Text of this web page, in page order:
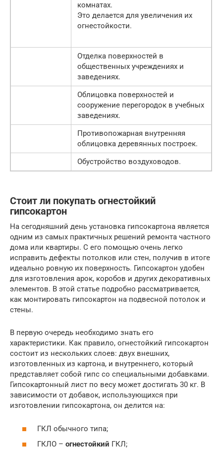
комнатах.
Это делается для увеличения их
огнестойкости.
Отделка поверхностей в
общественных учреждениях и
заведениях.
Облицовка поверхностей и
сооружение перегородок в учебных
заведениях.
Противопожарная внутренняя
облицовка деревянных построек.
Обустройство воздуховодов.
Стоит ли покупать огнестойкий
гипсокартон
На сегодняшний день установка гипсокартона является
одним из самых практичных решений ремонта частного
дома или квартиры. С его помощью очень легко
исправить дефекты потолков или стен, получив в итоге
идеально ровную их поверхность. Гипсокартон удобен
для изготовления арок, коробов и других декоративных
элементов. В этой статье подробно рассматривается,
как монтировать гипсокартон на подвесной потолок и
стены.
В первую очередь необходимо знать его
характеристики. Как правило, огнестойкий гипсокартон
состоит из нескольких слоев: двух внешних,
изготовленных из картона, и внутреннего, который
представляет собой гипс со специальными добавками.
Гипсокартонный лист по весу может достигать 30 кг. В
зависимости от добавок, использующихся при
изготовлении гипсокартона, он делится на:
ГКЛ обычного типа;
ГКЛО – огнестойкий ГКЛ;